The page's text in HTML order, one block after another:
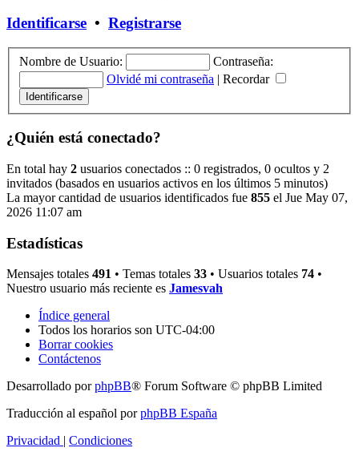
Identificarse • Registrarse
Nombre de Usuario:
Contraseña:
Olvidé mi contraseña | Recordar
¿Quién está conectado?
En total hay 2 usuarios conectados :: 0 registrados, 0 ocultos y 2
invitados (basados en usuarios activos en los últimos 5 minutos)
La mayor cantidad de usuarios identificados fue 855 el Jue May 07,
2026 11:07 am
Estadísticas
Mensajes totales 491 • Temas totales 33 • Usuarios totales 74 •
Nuestro usuario más reciente es Jamesvah
Índice general
Todos los horarios son UTC-04:00
Borrar cookies
Contáctenos
Desarrollado porphpBB® Forum Software © phpBB Limited
Traducción al español porphpBB España
Privacidad | Condiciones